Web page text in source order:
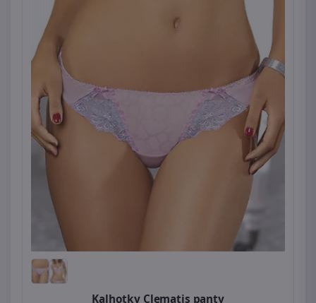
Kalhotky Clematis panty